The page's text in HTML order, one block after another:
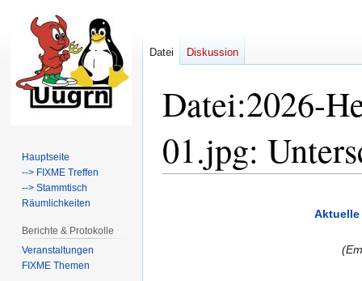
Datei:2026-
01.jpg:
Aktuelle
Datei Diskussion
Hauptseite
--> FIXME Treffen
--> Stammtisch
Räumlichkeiten
Berichte & Protokolle
Veranstaltungen
FIXME Themen